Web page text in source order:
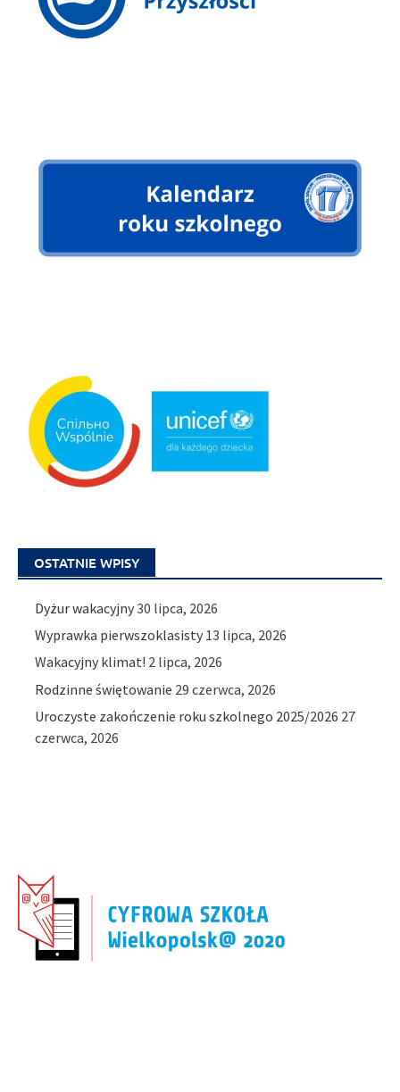
OSTATNIE WPISY
Dyżur wakacyjny30 lipca, 2026
Wyprawka pierwszoklasisty 13 lipca, 2026
Wakacyjny klimat! 2 lipca, 2026
Rodzinne świętowanie 29 czerwca, 2026
Uroczyste zakończenie roku szkolnego 2025/2026 27
czerwca, 2026